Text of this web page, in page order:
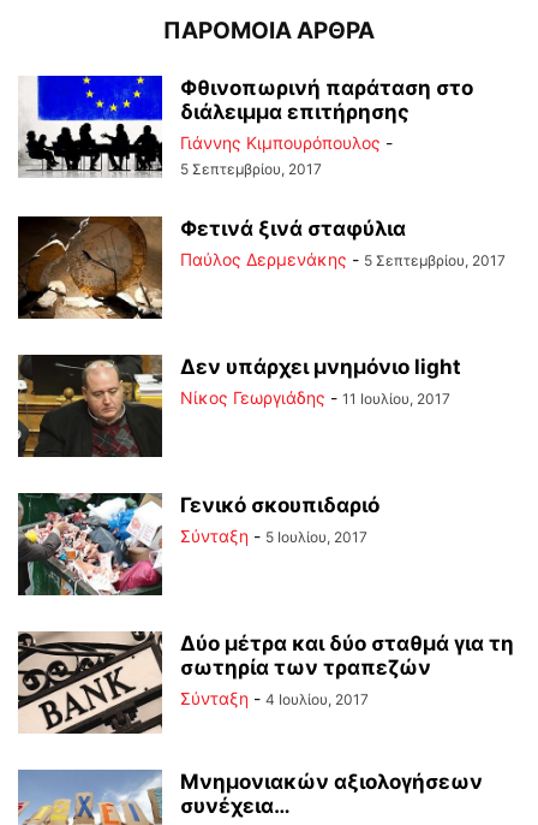
ΠΑΡΟΜΟΙΑ ΑΡΘΡΑ
Φθινοπωρινή παράταση στο
διάλειμμα επιτήρησης
Γιάννης Κιμπουρόπουλος -
5 Σεπτεμβρίου, 2017
Φετινά ξινά σταφύλια
Παύλος Δερμενάκης - 5 Σεπτεμβρίου, 2017
Δεν υπάρχει μνημόνιο light
Νίκος Γεωργιάδης - 11 Ιουλίου, 2017
Γενικό σκουπιδαριό
Σύνταξη - 5 Ιουλίου, 2017
Δύο μέτρα και δύο σταθμά για τη
σωτηρία των τραπεζών
Σύνταξη - 4 Ιουλίου, 2017
Μνημονιακών αξιολογήσεων
συνέχεια…